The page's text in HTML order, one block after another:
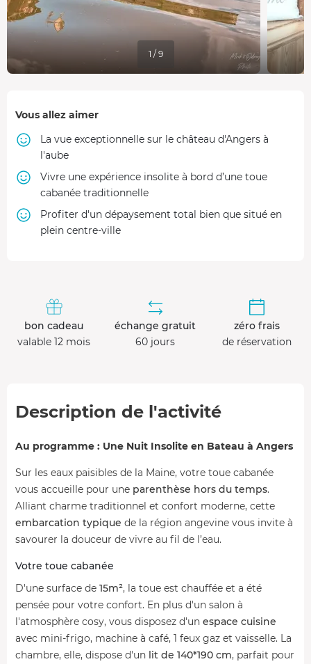
1 / 9
Vous allez aimer
La vue exceptionnelle sur le château d'Angers à
l'aube
Vivre une expérience insolite à bord d’une toue
cabanée traditionnelle
Profiter d'un dépaysement total bien que situé en
plein centre-ville
bon cadeau
valable 12 mois
échange gratuit
60 jours
zéro frais
de réservation
Description de l'activité
Au programme : Une Nuit Insolite en Bateau à Angers
Sur les eaux paisibles de la Maine, votre toue cabanée
vous accueille pour une parenthèse hors du temps.
Alliant charme traditionnel et confort moderne, cette
embarcation typique de la région angevine vous invite à
savourer la douceur de vivre au fil de l’eau.
Votre toue cabanée
D'une surface de 15m², la toue est chauffée et a été
pensée pour votre confort. En plus d'un salon à
l'atmosphère cosy, vous disposez d'un espace cuisine
avec mini-frigo, machine à café, 1 feux gaz et vaisselle. La
chambre, elle, dispose d'un lit de 140*190 cm, parfait pour